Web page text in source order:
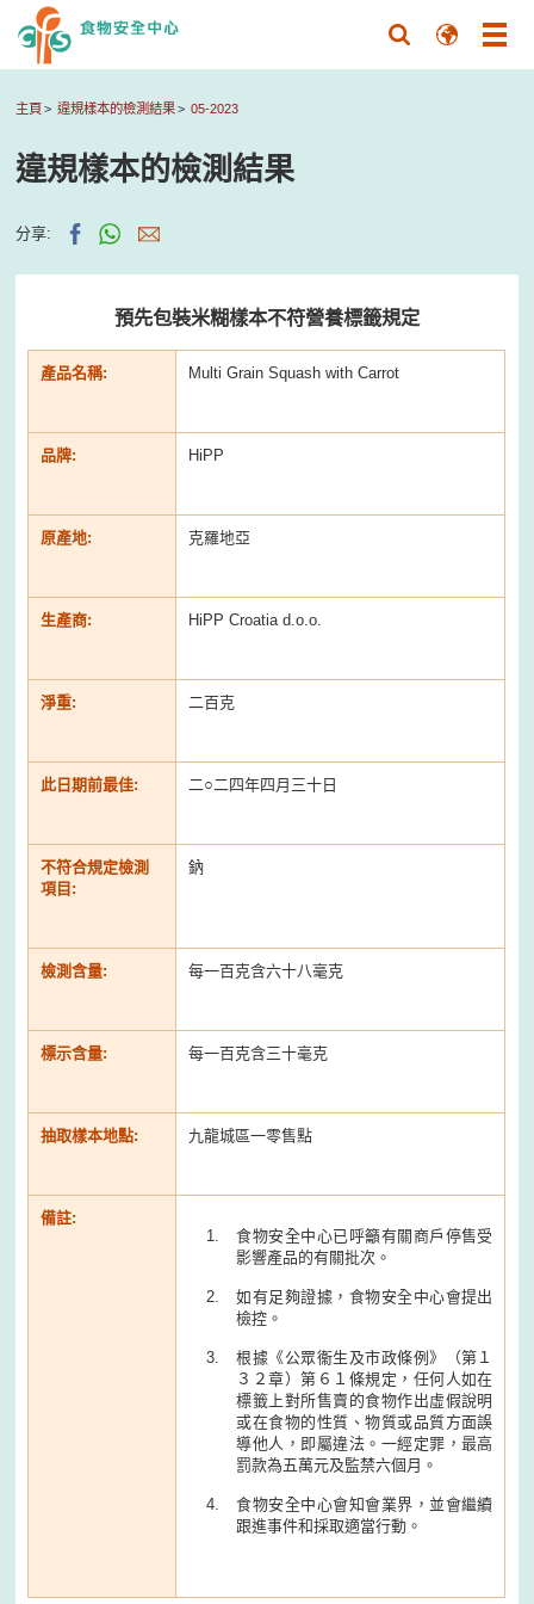
主頁 違規樣本的檢測結果 05-2023
違規樣本的檢測結果
分享:
預先包裝米糊樣本不符營養標籤規定
產品名稱: Multi Grain Squash with Carrot
品牌: HiPP
原產地: 克羅地亞
生產商: HiPP Croatia d.o.o.
淨重: 二百克
此日期前最佳: 二○二四年四月三十日
不符合規定檢測
項目:
鈉
檢測含量: 每一百克含六十八毫克
標示含量: 每一百克含三十毫克
抽取樣本地點: 九龍城區一零售點
備註:
食物安全中心已呼籲有關商戶停售受
影響產品的有關批次。
如有足夠證據，食物安全中心會提出
檢控。
根據《公眾衞生及市政條例》（第１
３２章）第６１條規定，任何人如在
標籤上對所售賣的食物作出虛假說明
或在食物的性質、物質或品質方面誤
導他人，即屬違法。一經定罪，最高
罰款為五萬元及監禁六個月。
食物安全中心會知會業界，並會繼續
跟進事件和採取適當行動。